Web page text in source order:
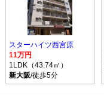
スターハイツ西宮原
11万円
1LDK（43.74㎡）
新大阪/徒歩5分